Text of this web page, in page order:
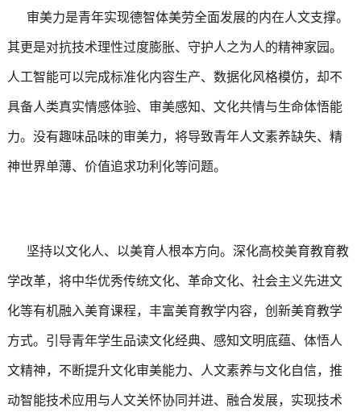
审美力是青年实现德智体美劳全面发展的内在人文支撑。
其更是对抗技术理性过度膨胀、守护人之为人的精神家园。
人工智能可以完成标准化内容生产、数据化风格模仿，却不
具备人类真实情感体验、审美感知、文化共情与生命体悟能
力。没有趣味品味的审美力，将导致青年人文素养缺失、精
神世界单薄、价值追求功利化等问题。
坚持以文化人、以美育人根本方向。深化高校美育教育教
学改革，将中华优秀传统文化、革命文化、社会主义先进文
化等有机融入美育课程，丰富美育教学内容，创新美育教学
方式。引导青年学生品读文化经典、感知文明底蕴、体悟人
文精神，不断提升文化审美能力、人文素养与文化自信，推
动智能技术应用与人文关怀协同并进、融合发展，实现技术